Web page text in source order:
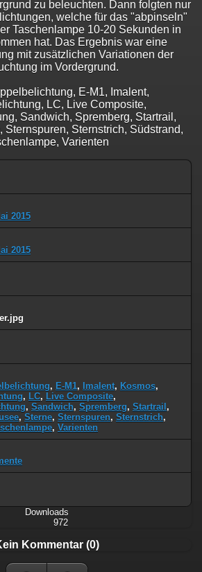
zu beleuchten. Dann folgten nur
welche für das "abpinseln"
Taschenlampe 10-20 Sekunden in
hat. Das Ergebnis war eine
mit zusätzlichen Variationen der
im Vordergrund.
E-M1, Imalent,
LC, Live Composite,
Sandwich, Spremberg, Startrail,
Sternspuren, Sternstrich, Südstrand,
Varienten
2015
2015
, E-M1, Imalent, Kosmos,
, LC, Live Composite,
, Sandwich, Spremberg, Startrail,
, Sterne, Sternspuren, Sternstrich,
, Varienten
Downloads
972
Kommentar (0)